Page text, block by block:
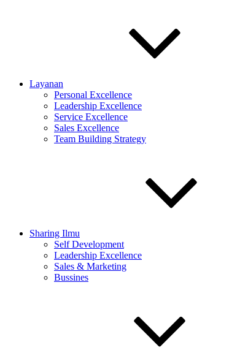
Layanan
Personal Excellence
Leadership Excellence
Service Excellence
Sales Excellence
Team Building Strategy
Sharing Ilmu
Self Development
Leadership Excellence
Sales & Marketing
Bussines